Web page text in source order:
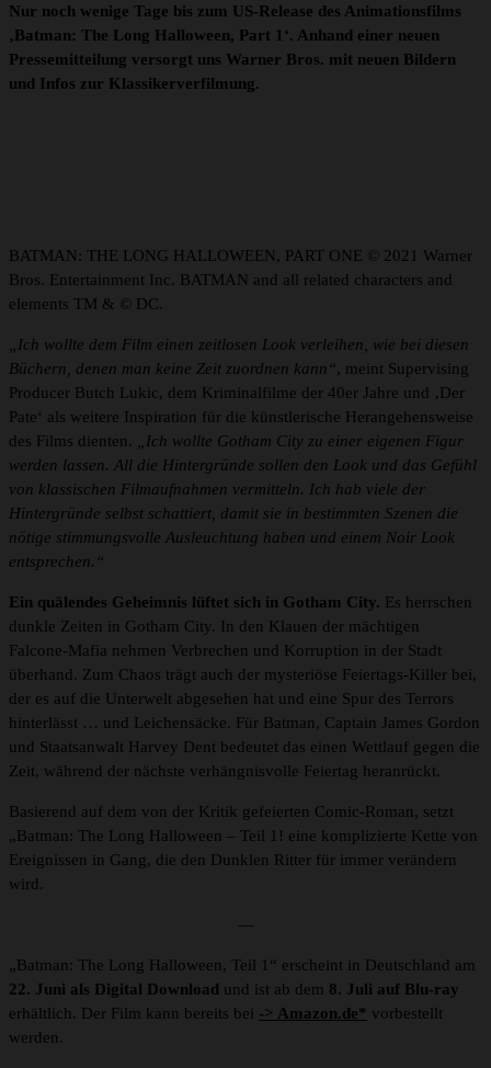
Nur noch wenige Tage bis zum US-Release des Animationsfilms
‚Batman: The Long Halloween, Part 1‘. Anhand einer neuen
Pressemitteilung versorgt uns Warner Bros. mit neuen Bildern
und Infos zur Klassikerverfilmung.
BATMAN: THE LONG HALLOWEEN, PART ONE © 2021 Warner
Bros. Entertainment Inc. BATMAN and all related characters and
elements TM & © DC.
„Ich wollte dem Film einen zeitlosen Look verleihen, wie bei diesen
Büchern, denen man keine Zeit zuordnen kann“, meint Supervising
Producer Butch Lukic, dem Kriminalfilme der 40er Jahre und ‚Der
Pate‘ als weitere Inspiration für die künstlerische Herangehensweise
des Films dienten. „Ich wollte Gotham City zu einer eigenen Figur
werden lassen. All die Hintergründe sollen den Look und das Gefühl
von klassischen Filmaufnahmen vermitteln. Ich hab viele der
Hintergründe selbst schattiert, damit sie in bestimmten Szenen die
nötige stimmungsvolle Ausleuchtung haben und einem Noir Look
entsprechen.“
Ein quälendes Geheimnis lüftet sich in Gotham City. Es herrschen
dunkle Zeiten in Gotham City. In den Klauen der mächtigen
Falcone-Mafia nehmen Verbrechen und Korruption in der Stadt
überhand. Zum Chaos trägt auch der mysteriöse Feiertags-Killer bei,
der es auf die Unterwelt abgesehen hat und eine Spur des Terrors
hinterlässt … und Leichensäcke. Für Batman, Captain James Gordon
und Staatsanwalt Harvey Dent bedeutet das einen Wettlauf gegen die
Zeit, während der nächste verhängnisvolle Feiertag heranrückt.
Basierend auf dem von der Kritik gefeierten Comic-Roman, setzt
„Batman: The Long Halloween – Teil 1! eine komplizierte Kette von
Ereignissen in Gang, die den Dunklen Ritter für immer verändern
wird.
—
„Batman: The Long Halloween, Teil 1“ erscheint in Deutschland am
22. Juni als Digital Download und ist ab dem 8. Juli auf Blu-ray
erhältlich. Der Film kann bereits bei -> Amazon.de* vorbestellt
werden.